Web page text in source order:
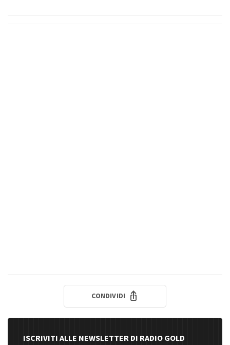
CONDIVIDI
ISCRIVITI ALLE NEWSLETTER DI RADIO GOLD